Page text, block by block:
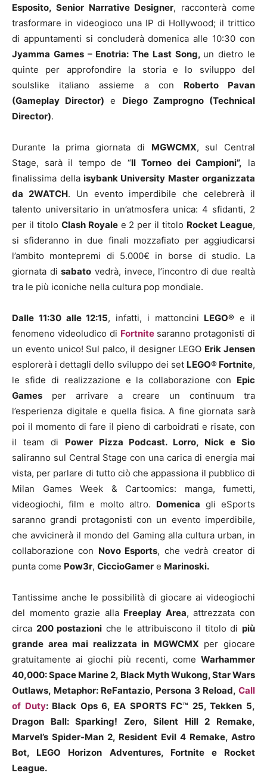
Esposito, Senior Narrative Designer, racconterà come
trasformare in videogioco una IP di Hollywood; il trittico
di appuntamenti si concluderà domenica alle 10:30 con
Jyamma Games – Enotria: The Last Song, un dietro le
quinte per approfondire la storia e lo sviluppo del
soulslike italiano assieme a con Roberto Pavan
(Gameplay Director) e Diego Zamprogno (Technical
Director).
Durante la prima giornata di MGWCMX, sul Central
Stage, sarà il tempo de “Il Torneo dei Campioni”, la
finalissima dellaisybank University Master organizzata
da 2WATCH. Un evento imperdibile che celebrerà il
talento universitario in un’atmosfera unica: 4 sfidanti, 2
per il titolo Clash Royalee 2 per il titolo Rocket League,
si sfideranno in due finali mozzafiato per aggiudicarsi
l’ambito montepremi di 5.000€ in borse di studio. La
giornata disabato vedrà, invece, l’incontro di due realtà
tra le più iconiche nella cultura pop mondiale.
Dalle 11:30 alle 12:15, infatti, i mattoncini LEGO® e il
fenomeno videoludico di Fortnite saranno protagonisti di
un evento unico! Sul palco, il designer LEGO Erik Jensen
esplorerà i dettagli dello sviluppo dei set LEGO® Fortnite,
le sfide di realizzazione e la collaborazione con Epic
Games per arrivare a creare un continuum tra
l’esperienza digitale e quella fisica. A fine giornata sarà
poi il momento di fare il pieno di carboidrati e risate, con
il team di Power Pizza Podcast. Lorro, Nick e Sio
saliranno sul Central Stage con una carica di energia mai
vista, per parlare di tutto ciò che appassiona il pubblico di
Milan Games Week & Cartoomics: manga, fumetti,
videogiochi, film e molto altro. Domenica gli eSports
saranno grandi protagonisti con un evento imperdibile,
che avvicinerà il mondo del Gaming alla cultura urban, in
collaborazione con Novo Esports, che vedrà creator di
punta come Pow3r, CiccioGamer e Marinoski.
Tantissime anche le possibilità di giocare ai videogiochi
del momento grazie alla Freeplay Area, attrezzata con
circa 200 postazioni che le attribuiscono il titolo dipiù
grande area mai realizzata in MGWCMX per giocare
gratuitamente ai giochi più recenti, come Warhammer
40,000: Space Marine 2, Black Myth Wukong, Star Wars
Outlaws, Metaphor: ReFantazio, Persona 3 Reload, Call
of Duty: Black Ops 6, EA SPORTS FC™ 25, Tekken 5,
Dragon Ball: Sparking!Zero, Silent Hill 2 Remake,
Marvel’s Spider-Man 2, Resident Evil 4 Remake, Astro
Bot, LEGO Horizon Adventures, Fortnite e Rocket
League.